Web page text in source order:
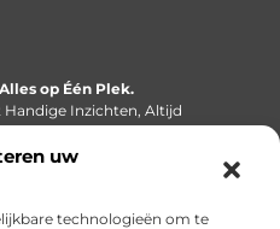
uw
technologieën om te
op Één Plek.
Handige Inzichten, Altijd